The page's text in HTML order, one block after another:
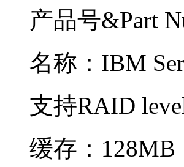
产品号&Part
名称：IBM
支持RAID
缓存：128MB